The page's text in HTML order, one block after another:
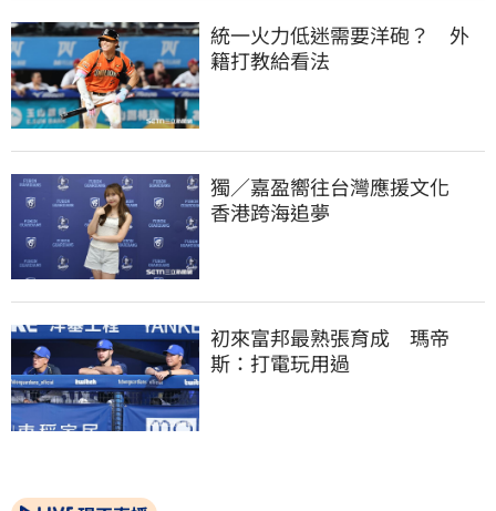
統一火力低迷需要洋砲？　外
籍打教給看法
獨／嘉盈嚮往台灣應援文化
香港跨海追夢
初來富邦最熟張育成　瑪帝
斯：打電玩用過